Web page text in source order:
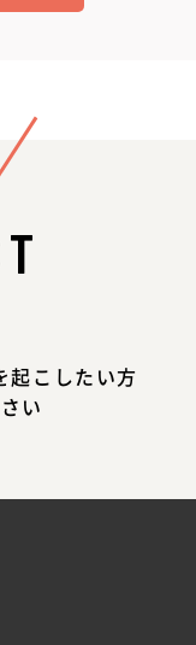
起こしたい方
い